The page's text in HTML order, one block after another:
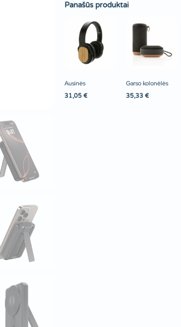
Panašūs produktai
Ausinės
31,05 €
Garso kolonėlės
35,33 €